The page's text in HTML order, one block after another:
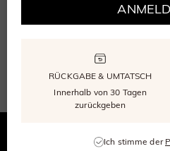
RÜCKGABE & UMTATSCH
Innerhalb von 30 Tagen
zurückgeben
Ich stimme der